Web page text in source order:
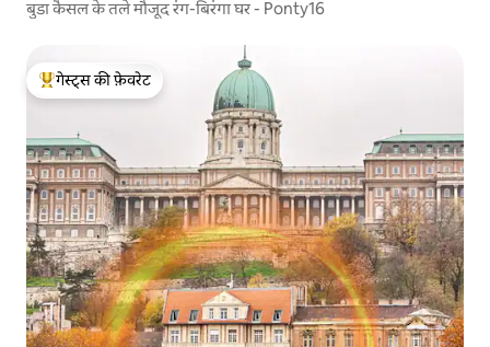
बुडा कैसल के तले मौजूद रंग-बिरंगा घर - Ponty16
गेस्ट्स का टॉप फ़ेवरेट
गेस्ट्स की फ़ेवरेट